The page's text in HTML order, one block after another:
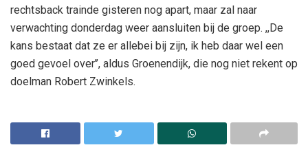
rechtsback trainde gisteren nog apart, maar zal naar
verwachting donderdag weer aansluiten bij de groep. ,,De
kans bestaat dat ze er allebei bij zijn, ik heb daar wel een
goed gevoel over’’, aldus Groenendijk, die nog niet rekent op
doelman Robert Zwinkels.